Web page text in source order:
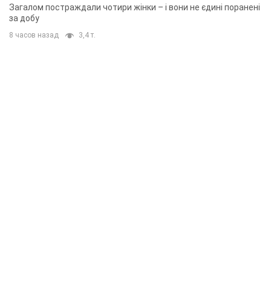
Загалом постраждали чотири жінки – і вони не єдині поранені
за добу
8 часов назад 3,4 т.